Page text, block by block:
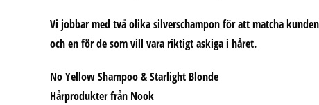
Vi jobbar med två olika silverschampon för att matcha
och en för de som vill vara riktigt askiga i håret.
No Yellow Shampoo & Starlight Blonde
Hårprodukter från Nook